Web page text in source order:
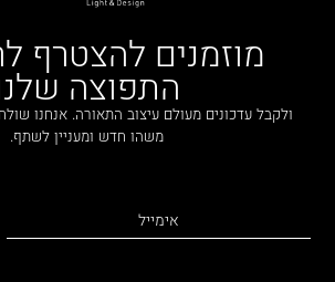
מוזמנים להצטרף
התפוצה
ולקבל עדכונים מעולם עיצוב התאורה. אנחנו
משהו חדש ומעניין לשתף.